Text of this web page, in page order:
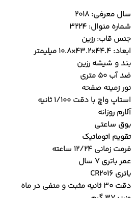
سال معرفی: 2018
شماره منوال: 3224
جنس قاب: رزین
ابعاد: 44.4×43.2×10.8 میلیمتر
بند و شیشه رزین
ضد آب 50 متری
نور زمینه صفحه
استاپ واچ با دقت 1/100 ثانیه
آلارم روزانه
بوق ساعتی
تقویم اتوماتیک
فرمت زمانی 12/24 ساعته
عمر باتری 7 سال
باتری CR2016
دقت 30 ثانیه مثبت و منفی در ماه